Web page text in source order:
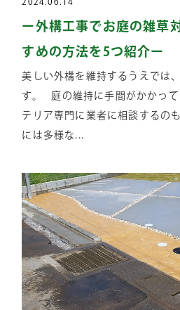
ー外構工事でお庭の雑草
すめの方法を5つ紹介ー
美しい外構を維持するうえでは
す。 庭の維持に手間がかかっ
テリア専門に業者に相談するの
には多様な...